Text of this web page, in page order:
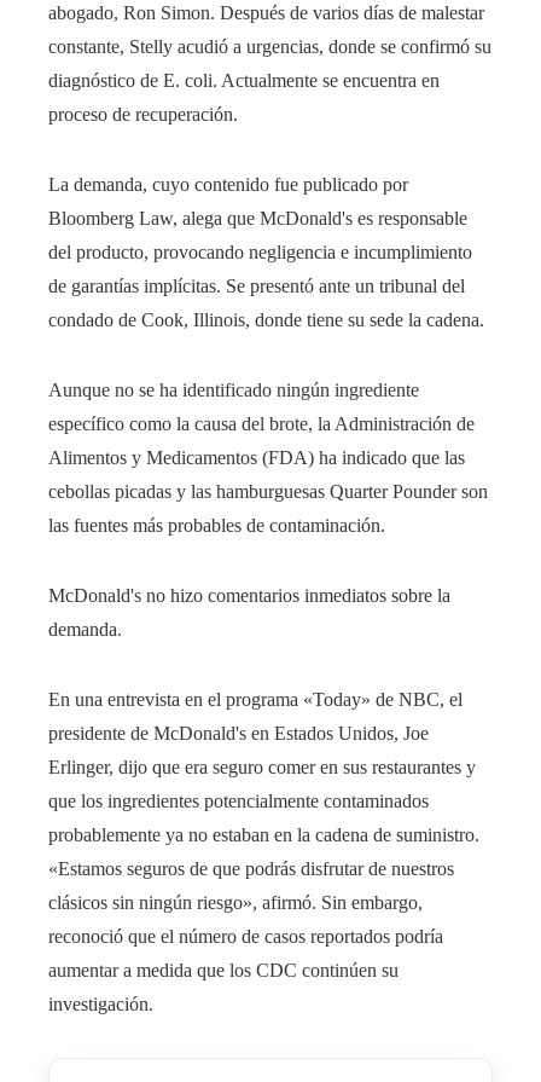
abogado, Ron Simon. Después de varios días de malestar
constante, Stelly acudió a urgencias, donde se confirmó su
diagnóstico de E. coli. Actualmente se encuentra en
proceso de recuperación.
La demanda, cuyo contenido fue publicado por
Bloomberg Law, alega que McDonald's es responsable
del producto, provocando negligencia e incumplimiento
de garantías implícitas. Se presentó ante un tribunal del
condado de Cook, Illinois, donde tiene su sede la cadena.
Aunque no se ha identificado ningún ingrediente
específico como la causa del brote, la Administración de
Alimentos y Medicamentos (FDA) ha indicado que las
cebollas picadas y las hamburguesas Quarter Pounder son
las fuentes más probables de contaminación.
McDonald's no hizo comentarios inmediatos sobre la
demanda.
En una entrevista en el programa «Today» de NBC, el
presidente de McDonald's en Estados Unidos, Joe
Erlinger, dijo que era seguro comer en sus restaurantes y
que los ingredientes potencialmente contaminados
probablemente ya no estaban en la cadena de suministro.
«Estamos seguros de que podrás disfrutar de nuestros
clásicos sin ningún riesgo», afirmó. Sin embargo,
reconoció que el número de casos reportados podría
aumentar a medida que los CDC continúen su
investigación.